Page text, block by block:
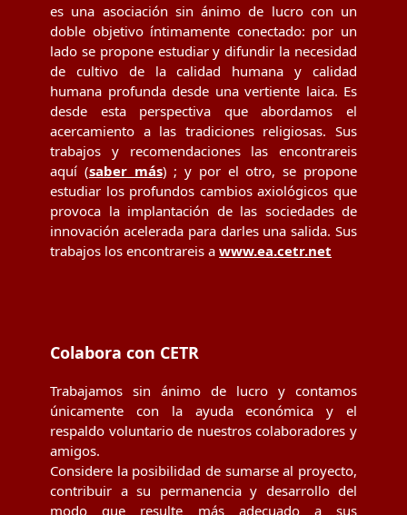
es una asociación sin ánimo de lucro con un
doble objetivo íntimamente conectado: por un
lado se propone estudiar y difundir la necesidad
de cultivo de la calidad humana y calidad
humana profunda desde una vertiente laica. Es
desde esta perspectiva que abordamos el
acercamiento a las tradiciones religiosas. Sus
trabajos y recomendaciones las encontrareis
aquí (saber más) ; y por el otro, se propone
estudiar los profundos cambios axiológicos que
provoca la implantación de las sociedades de
innovación acelerada para darles una salida. Sus
trabajos los encontrareis a www.ea.cetr.net
Colabora con CETR
Trabajamos sin ánimo de lucro y contamos
únicamente con la ayuda económica y el
respaldo voluntario de nuestros colaboradores y
amigos.
Considere la posibilidad de sumarse al proyecto,
contribuir a su permanencia y desarrollo del
modo que resulte más adecuado a sus